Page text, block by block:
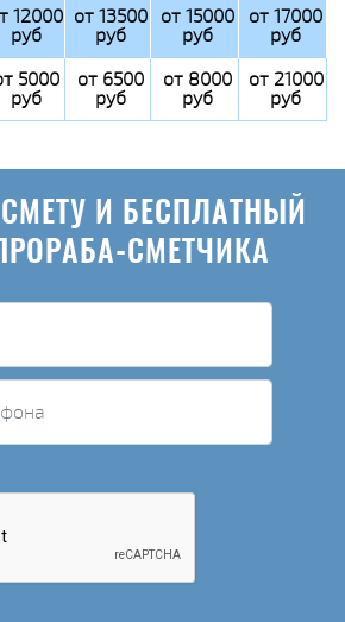
12000
руб
от 13500
руб
от 15000
руб
от 17000
руб
5000
руб
от 6500
руб
от 8000
руб
от 21000
руб
СМЕТУ И БЕСПЛАТНЫЙ
СМЕТЧИКА